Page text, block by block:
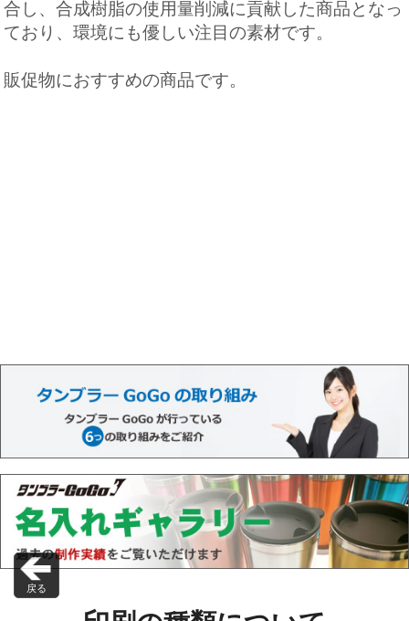
合し、合成樹脂の使用量削減に貢献した商品となっ
ており、環境にも優しい注目の素材です。
販促物におすすめの商品です。